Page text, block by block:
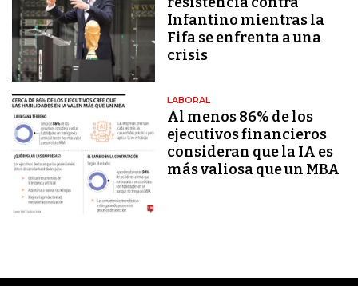
Infantino mientras la
Fifa se enfrenta a una
crisis
LABORAL
Al menos 86% de los
ejecutivos financieros
consideran que la IA es
más valiosa que un MBA